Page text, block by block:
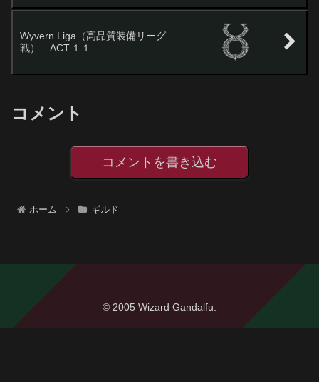
Wyvern Liga（高品質装備リーグ
戦） ACT.１１
コメント
コメントを書き込む
ホーム ギルド
© 2005 Wizard Gandalfu.